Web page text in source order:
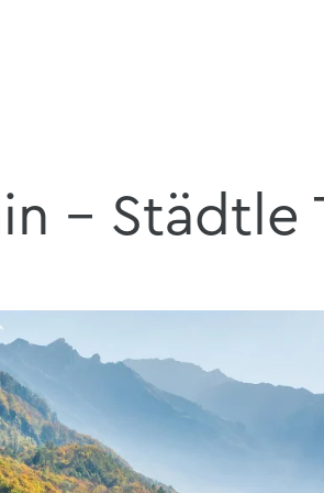
- Städtle